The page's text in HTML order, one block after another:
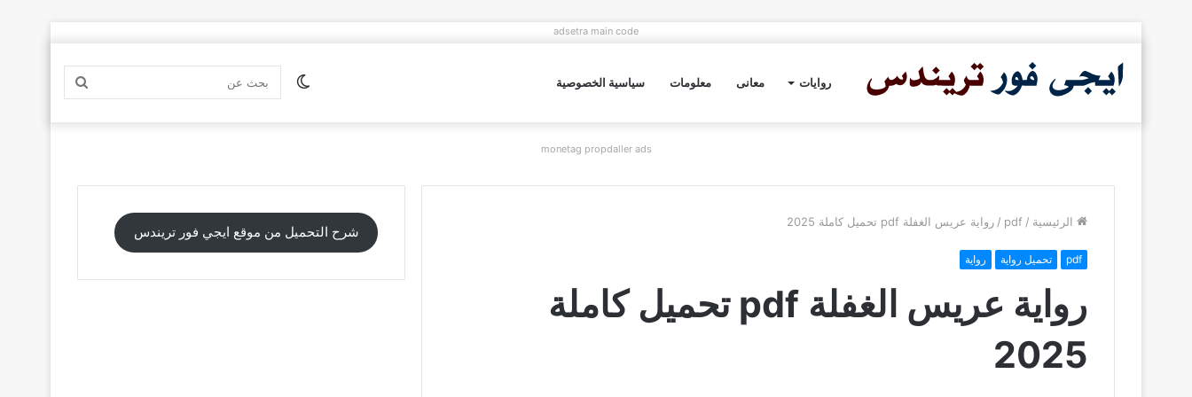
adsetra main code
روايات معانى معلومات سياسية الخصوصية بحث الوضع
monetag propdaller ads
الرئيسية /
pdf
/ رواية عريس الغفلة pdf تحميل كاملة 2025
pdf تحميل رواية رواية
رواية عريس الغفلة pdf تحميل كاملة
2025
شرح التحميل من موقع ايجي فور تريندس